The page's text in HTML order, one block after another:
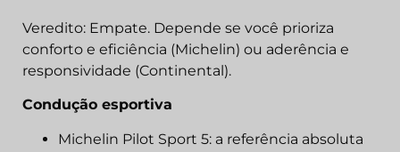
Veredito: Empate. Depende se você prioriza
conforto e eficiência (Michelin) ou aderência e
responsividade (Continental).
Condução esportiva
Michelin Pilot Sport 5: a referência absoluta